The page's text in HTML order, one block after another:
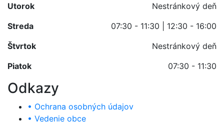
Utorok
Nestránkový deň
Streda
07:30 - 11:30 | 12:30 - 16:00
Štvrtok
Nestránkový deň
Piatok
07:30 - 11:30
Odkazy
• Ochrana osobných údajov
• Vedenie obce